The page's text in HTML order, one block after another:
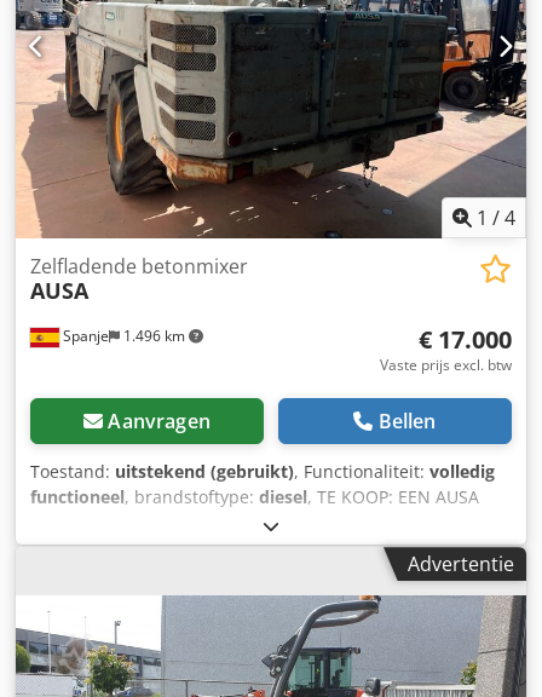
1 /4
Spanje 1.496 km
Zelfladende betonmixer
AUSA
€ 17.000
Vaste prijs excl. btw
Aanvragen Bellen
Toestand: uitstekend (gebruikt), Functionaliteit: volledig
functioneel, brandstoftype: diesel, TE KOOP: EEN AUSA
BETONMIXER VAN 5 M3. IN PERFECTE STAAT, VOLLEDIG
GEKEURD. Chodpfxjzrpyhj Ac Hja
Advertentie